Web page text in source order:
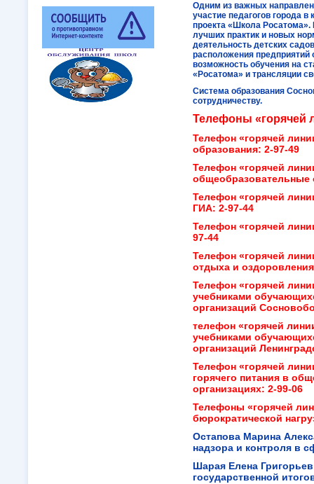
Одним из важных
участие педагогов города
проекта «Школа Росатома».
лучших практик и новых
деятельность детских
расположения предприятий
возможность обучения на
«Росатома» и трансляции
Система образования
сотрудничеству.
Телефоны «горячей
Телефон «горячей
образования: 2-97-49
Телефон «горячей
общеобразовательные
Телефон «горячей
ГИА: 2-97-44
Телефон «горячей
97-44
Телефон «горячей
отдыха и
Телефон «горячей
учебниками
организаций
телефон «горячей
учебниками
организаций
Телефон «горячей
горячего питания в
организациях: 2-99-06
Телефоны «горячей
бюрократической
Остапова Марина
надзора и контроля в
Шарая Елена
государственной